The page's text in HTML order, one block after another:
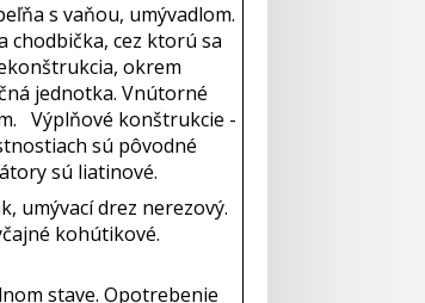
s vaňou, umývadlom.
chodbička, cez ktorú sa
okrem
jednotka. Vnútorné
Výplňové konštrukcie -
sú pôvodné
sú liatinové.
umývací drez nerezový.
kohútikové.
stave. Opotrebenie